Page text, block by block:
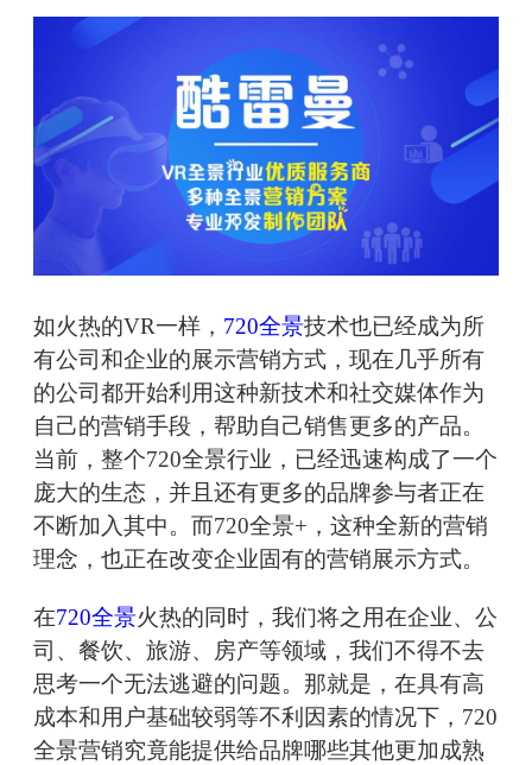
如火热的VR一样， 720全景技术也已经成为所
有公司和企业的展示营销方式，现在几乎所有
的公司都开始利用这种新技术和社交媒体作为
自己的营销手段，帮助自己销售更多的产品。
当前，整个720全景行业，已经迅速构成了一个
庞大的生态，并且还有更多的品牌参与者正在
不断加入其中。而720全景+，这种全新的营销
理念，也正在改变企业固有的营销展示方式。
在720全景火热的同时，我们将之用在企业、公
司、餐饮、旅游、房产等领域，我们不得不去
思考一个无法逃避的问题。那就是，在具有高
成本和用户基础较弱等不利因素的情况下，720
全景营销究竟能提供给品牌哪些其他更加成熟